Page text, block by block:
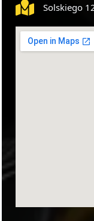
Solskiego